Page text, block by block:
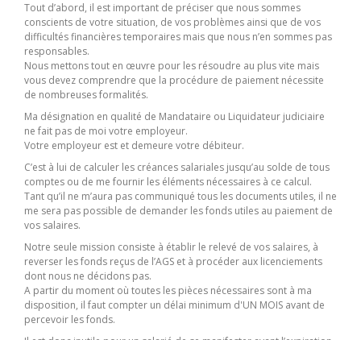
Tout d’abord, il est important de préciser que nous sommes
conscients de votre situation, de vos problèmes ainsi que de vos
difficultés financières temporaires mais que nous n’en sommes pas
responsables.
Nous mettons tout en œuvre pour les résoudre au plus vite mais
vous devez comprendre que la procédure de paiement nécessite
de nombreuses formalités.
Ma désignation en qualité de Mandataire ou Liquidateur judiciaire
ne fait pas de moi votre employeur.
Votre employeur est et demeure votre débiteur.
C’est à lui de calculer les créances salariales jusqu’au solde de tous
comptes ou de me fournir les éléments nécessaires à ce calcul.
Tant qu’il ne m’aura pas communiqué tous les documents utiles, il ne
me sera pas possible de demander les fonds utiles au paiement de
vos salaires.
Notre seule mission consiste à établir le relevé de vos salaires, à
reverser les fonds reçus de l’AGS et à procéder aux licenciements
dont nous ne décidons pas.
A partir du moment où toutes les pièces nécessaires sont à ma
disposition, il faut compter un délai minimum d'UN MOIS avant de
percevoir les fonds.